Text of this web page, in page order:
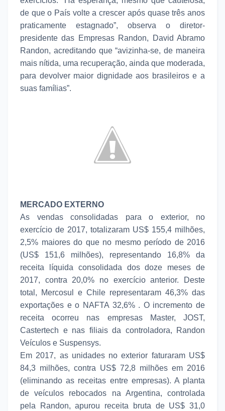
de que o País volte a crescer após quase três anos
praticamente estagnado”, observa o diretor-
presidente das Empresas Randon, David Abramo
Randon, acreditando que “avizinha-se, de maneira
mais nítida, uma recuperação, ainda que moderada,
para devolver maior dignidade aos brasileiros e a
suas famílias”.
MERCADO EXTERNO
As vendas consolidadas para o exterior, no
exercício de 2017, totalizaram US$ 155,4 milhões,
2,5% maiores do que no mesmo período de 2016
(US$ 151,6 milhões), representando 16,8% da
receita líquida consolidada dos doze meses de
2017, contra 20,0% no exercício anterior. Deste
total, Mercosul e Chile representaram 46,3% das
exportações e o NAFTA 32,6% . O incremento de
receita ocorreu nas empresas Master, JOST,
Castertech e nas filiais da controladora, Randon
Veículos e Suspensys.
Em 2017, as unidades no exterior faturaram US$
84,3 milhões, contra US$ 72,8 milhões em 2016
(eliminando as receitas entre empresas). A planta
de veículos rebocados na Argentina, controlada
pela Randon, apurou receita bruta de US$ 31,0